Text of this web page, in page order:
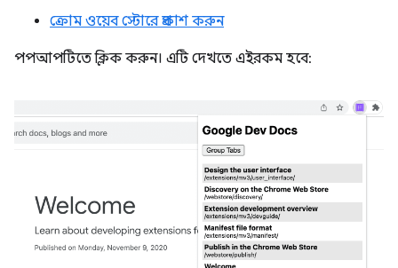
ক্রোম ওয়েব স্টোরে প্রকাশ করুন
পপআপটিতে ক্লিক করুন। এটি দেখতে এইরকম হবে: